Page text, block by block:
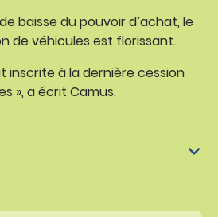
baisse du pouvoir d’achat, le
de véhicules est florissant.
inscrite à la dernière cession
», a écrit Camus.